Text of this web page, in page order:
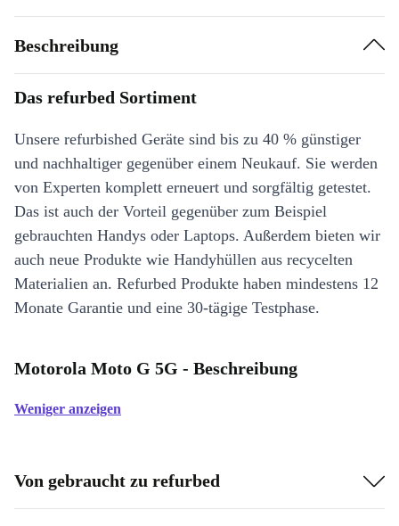
Beschreibung
Das refurbed Sortiment
Unsere refurbished Geräte sind bis zu 40 % günstiger
und nachhaltiger gegenüber einem Neukauf. Sie werden
von Experten komplett erneuert und sorgfältig getestet.
Das ist auch der Vorteil gegenüber zum Beispiel
gebrauchten Handys oder Laptops. Außerdem bieten wir
auch neue Produkte wie Handyhüllen aus recycelten
Materialien an. Refurbed Produkte haben mindestens 12
Monate Garantie und eine 30-tägige Testphase.
Motorola Moto G 5G - Beschreibung
Weniger anzeigen
Von gebraucht zu refurbed